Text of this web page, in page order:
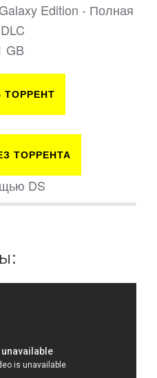
Edition - Полная
GB
ТОРРЕНТ
ТОРРЕНТА
DS